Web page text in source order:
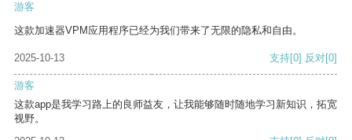
游客
这款加速器VPM应用程序已经为我们带来了无限的隐私和自由。
2025-10-13 支持[0] 反对[0]
游客
这款app是我学习路上的良师益友，让我能够随时随地学习新知识，拓宽
视野。